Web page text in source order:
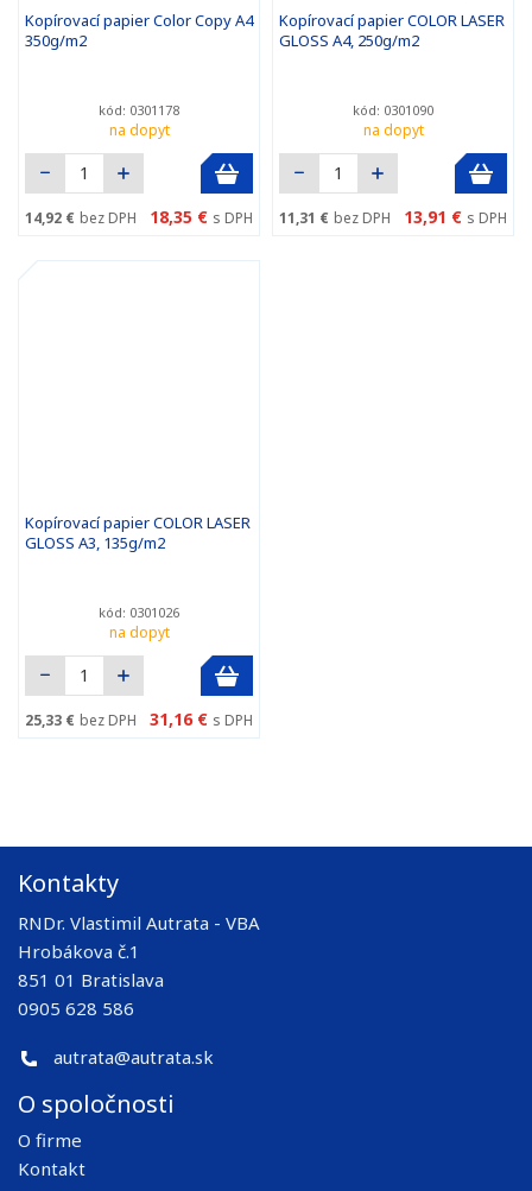
Kopírovací papier Color Copy A4
350g/m2
kód: 0301178
na dopyt
14,92 € bez DPH 18,35 € s DPH
Kopírovací papier COLOR LASER
GLOSS A4, 250g/m2
kód: 0301090
na dopyt
11,31 € bez DPH 13,91 € s DPH
Kopírovací papier COLOR LASER
GLOSS A3, 135g/m2
kód: 0301026
na dopyt
25,33 € bez DPH 31,16 € s DPH
Kontakty
RNDr. Vlastimil Autrata - VBA
Hrobákova č.1
851 01 Bratislava
0905 628 586
autrata@autrata.sk
O spoločnosti
O firme
Kontakt